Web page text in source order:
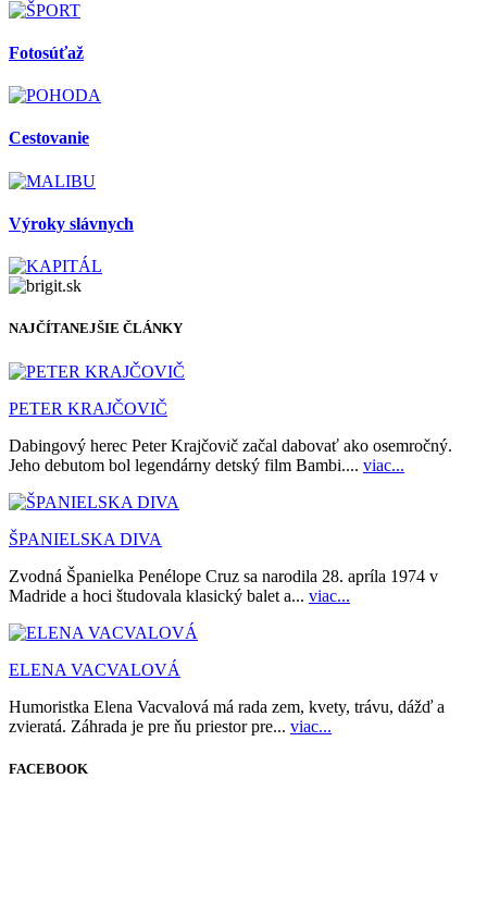
Fotosúťaž
Cestovanie
Výroky slávnych
NAJČÍTANEJŠIE ČLÁNKY
PETER KRAJČOVIČ
Dabingový herec Peter Krajčovič začal dabovať ako osemročný.
Jeho debutom bol legendárny detský film Bambi.... viac...
ŠPANIELSKA DIVA
Zvodná Španielka Penélope Cruz sa narodila 28. apríla 1974 v
Madride a hoci študovala klasický balet a... viac...
ELENA VACVALOVÁ
Humoristka Elena Vacvalová má rada zem, kvety, trávu, dážď a
zvieratá. Záhrada je pre ňu priestor pre... viac...
FACEBOOK